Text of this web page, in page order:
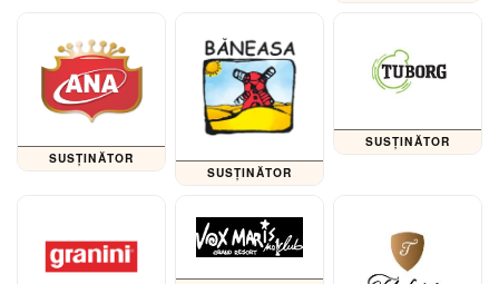
SUSȚINĂTOR
SUSȚINĂTOR
SUSȚINĂTOR